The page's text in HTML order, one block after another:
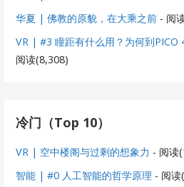
华夏 | 佛教的原貌，在大乘之前 - 阅
VR | #3 瞳距有什么用？为何到PICO
阅读(8,308)
冷门（Top 10）
VR | 空中楼阁与过剩的想象力 - 阅读
智能 | #0 人工智能的哲学原理 - 阅